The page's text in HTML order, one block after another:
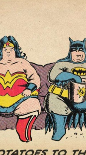
Couch Potatoe
League
März 27, 2020